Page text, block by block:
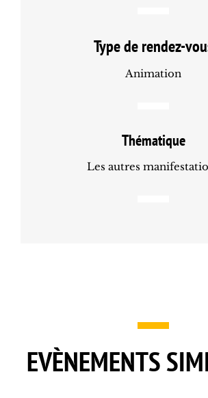
Type de rendez-
Animation
Thématique
Les autres
EVÈNEMENTS